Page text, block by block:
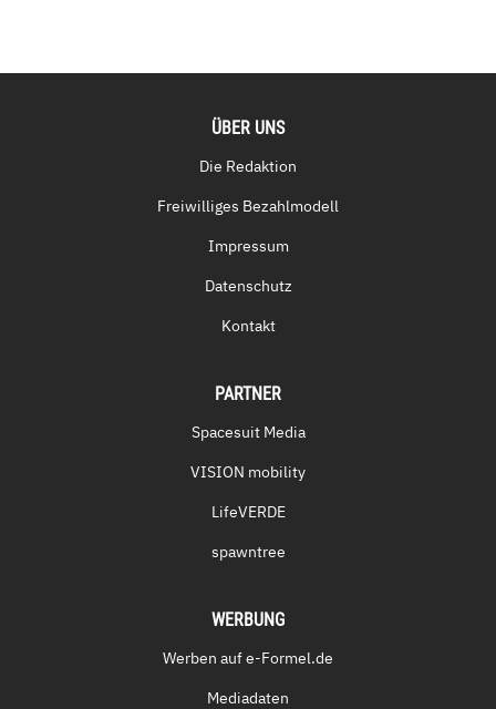
ÜBER UNS
Die Redaktion
Freiwilliges Bezahlmodell
Impressum
Datenschutz
Kontakt
PARTNER
Spacesuit Media
VISION mobility
LifeVERDE
spawntree
WERBUNG
Werben auf e-Formel.de
Mediadaten